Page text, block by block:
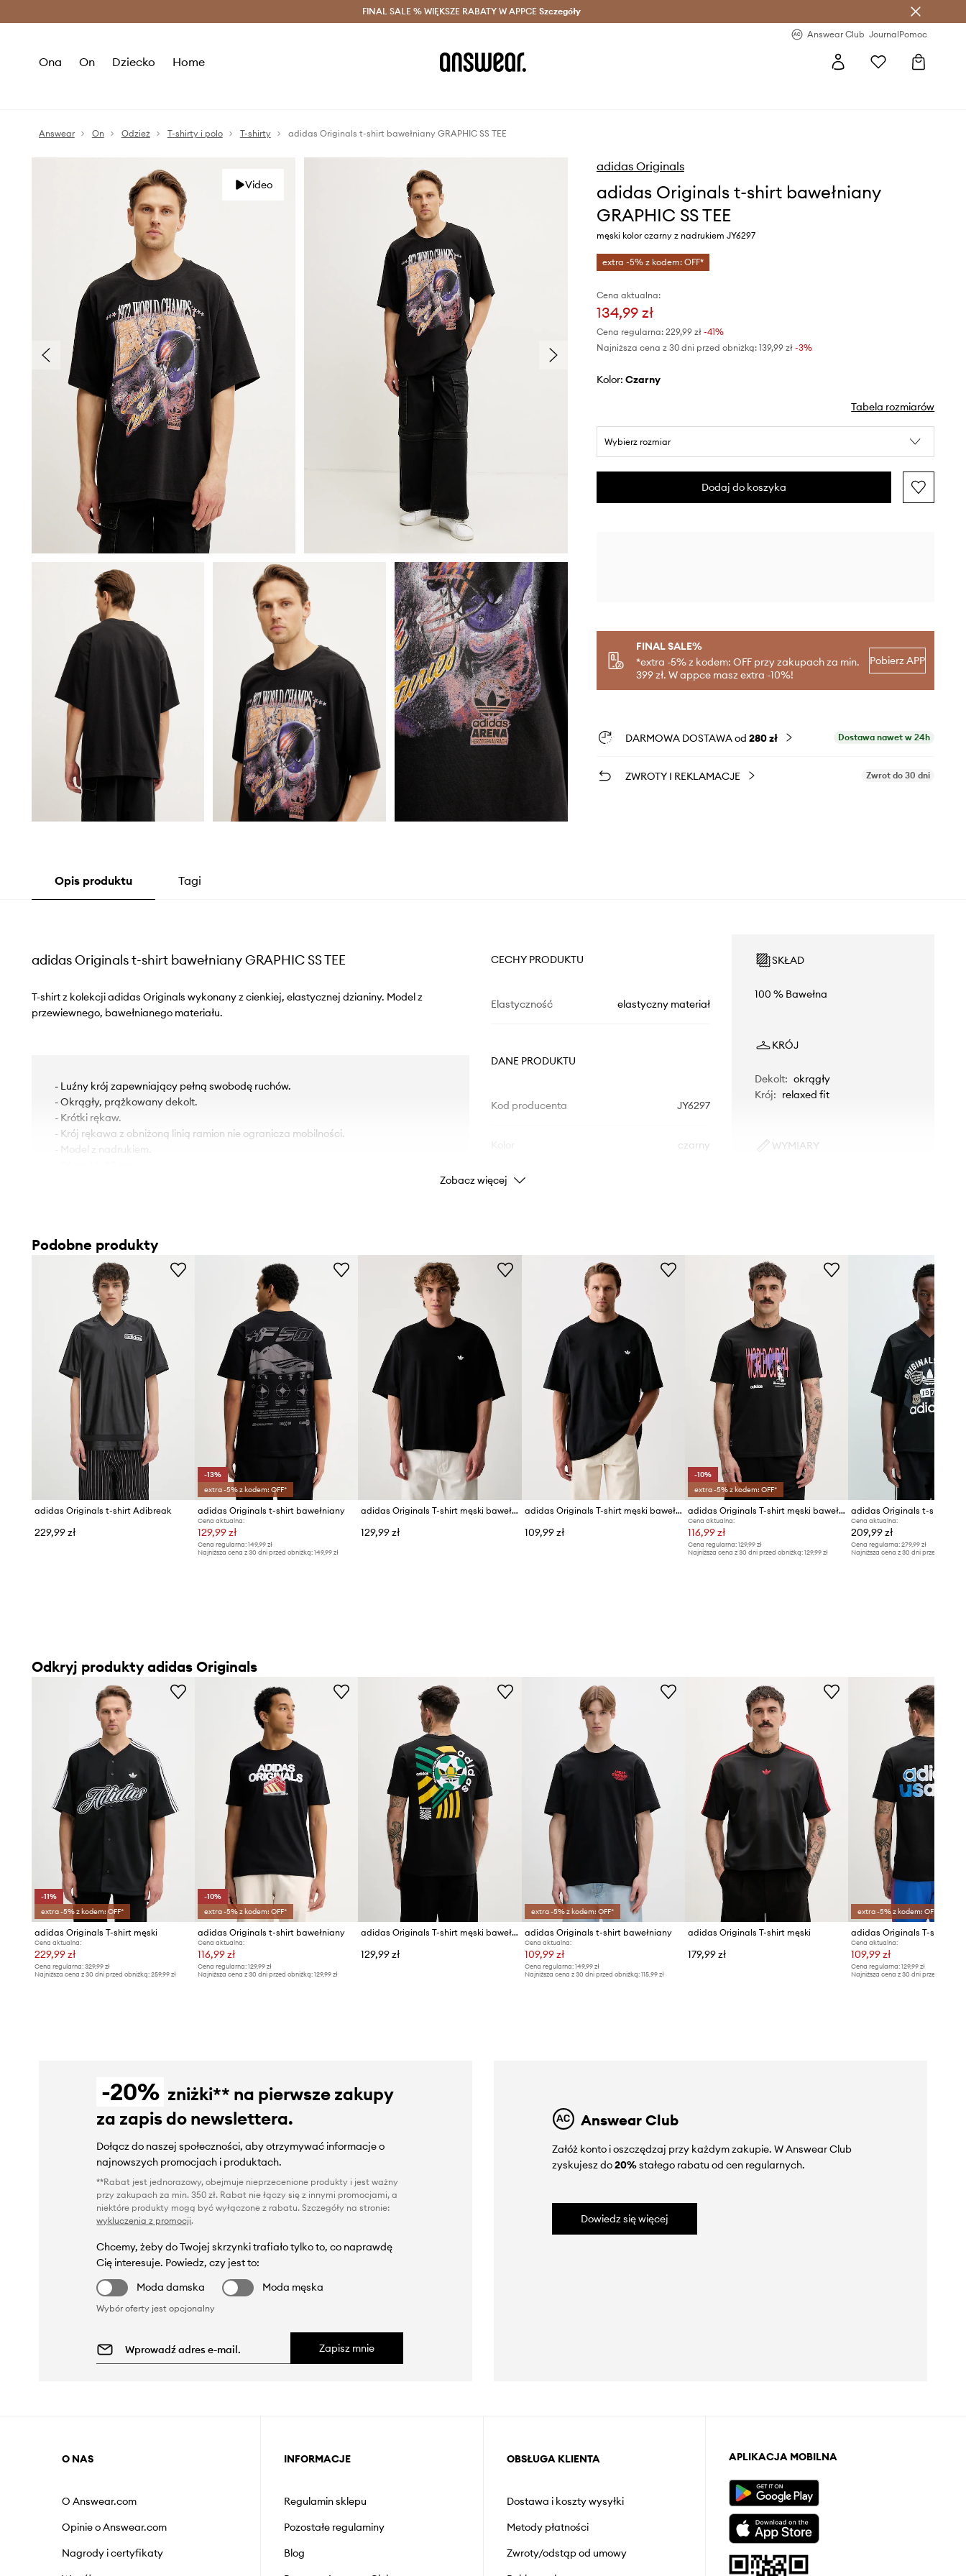
Oszczędzaj z Answear Club > Dostawa nawet w 24h >
FINAL SALE % WIĘKSZE RABATY W APPCE Szczegóły
Answear Club JournalPomoc
Ona On Dziecko Home
Answear On Odzież T-shirty i polo T-shirty adidas Originals t-shirt bawełniany GRAPHIC SS TEE
Video
adidas Originals
adidas Originals t-shirt bawełniany
GRAPHIC SS TEE
męski kolor czarny z nadrukiem JY6297
extra -5% z kodem: OFF*
Cena aktualna:
134,99 zł
Cena regularna: 229,99 zł-41%
Najniższa cena z 30 dni przed obniżką: 139,99 zł -3%
Kolor: czarny
Tabela rozmiarów
Wybierz rozmiar
Dodaj do koszyka
FINAL SALE%
*extra -5% z kodem: OFF przy zakupach za min.
399 zł. W appce masz extra -10%!
Pobierz APP
DARMOWA DOSTAWA od 280 zł Dostawa nawet w 24h
ZWROTY I REKLAMACJE Zwrot do 30 dni
Opis produktu Tagi
adidas Originals t-shirt bawełniany GRAPHIC SS TEE
T-shirt z kolekcji adidas Originals wykonany z cienkiej, elastycznej dzianiny. Model z
przewiewnego, bawełnianego materiału.
- Luźny krój zapewniający pełną swobodę ruchów.
- Okrągły, prążkowany dekolt.
- Krótki rękaw.
- Krój rękawa z obniżoną linią ramion nie ogranicza mobilności.
- Model z nadrukiem.
CECHY PRODUKTU
Elastyczność elastyczny materiał
DANE PRODUKTU
Kod producenta JY6297
czarny
Marka
ID Produktu
SKŁAD
100 % Bawełna
KRÓJ
Dekolt: okrągły
Krój: relaxed fit
WYMIARY
Tabela rozmiarów
Zobacz więcej
Podobne produkty
adidas Originals t-shirt Adibreak
229,99 zł
-13%
extra -5% z kodem: OFF*
adidas Originals t-shirt bawełniany
Cena aktualna:
129,99 zł
Cena regularna:149,99 zł
Najniższa cena z 30 dni przed obniżką:149,99 zł
adidas Originals T-shirt męski bawełniany Trefoil Essentials
129,99 zł
adidas Originals T-shirt męski bawełniany Trefoil Essentials
109,99 zł
-10%
extra -5% z kodem: OFF*
adidas Originals T-shirt męski bawełniany
Cena aktualna:
116,99 zł
Cena regularna:129,99 zł
Najniższa cena z 30 dni przed obniżką:129,99 zł
Cena aktualna:
209,99 zł
Cena regularna: 279,99 zł
Najniższa cena z 30 dni przed obniżką:
Odkryj produkty adidas Originals
-11%
extra -5% z kodem: OFF*
adidas Originals T-shirt męski
Cena aktualna:
229,99 zł
Cena regularna: 329,99 zł
Najniższa cena z 30 dni przed obniżką: 259,99 zł
-10%
extra -5% z kodem: OFF*
adidas Originals t-shirt bawełniany
Cena aktualna:
116,99 zł
Cena regularna:129,99 zł
Najniższa cena z 30 dni przed obniżką:129,99 zł
adidas Originals T-shirt męski bawełniany
129,99 zł
extra -5% z kodem: OFF*
adidas Originals t-shirt bawełniany
Cena aktualna:
109,99 zł
Cena regularna: 149,99 zł
Najniższa cena z 30 dni przed obniżką: 115,99 zł
adidas Originals T-shirt męski
179,99 zł
extra -5% z kodem: OFF*
Cena aktualna:
109,99 zł
Cena regularna: 129,99 zł
Najniższa cena z 30 dni przed obniżką:
-20% zniżki** na pierwsze zakupy
za zapis do newslettera.
Dołącz do naszej społeczności, aby otrzymywać informacje o
najnowszych promocjach i produktach.
**Rabat jest jednorazowy, obejmuje nieprzecenione produkty i jest ważny
przy zakupach za min. 350 zł. Rabat nie łączy się z innymi promocjami, a
niektóre produkty mogą być wyłączone z rabatu. Szczegóły na stronie:
wykluczenia z promocji.
Chcemy, żeby do Twojej skrzynki trafiało tylko to, co naprawdę
Cię interesuje. Powiedz, czy jest to:
Moda damska
Moda męska
Wybór oferty jest opcjonalny
Zapisz mnie
Answear Club
Załóż konto i oszczędzaj przy każdym zakupie. W Answear Club
zyskujesz do20%stałego rabatu od cen regularnych.
Dowiedz się więcej
O NAS
O Answear.com
Opinie o Answear.com
Nagrody i certyfikaty
INFORMACJE
Regulamin sklepu
Pozostałe regulaminy
Blog
OBSŁUGA KLIENTA
Dostawa i koszty wysyłki
Metody płatności
Zwroty/odstąp od umowy
APLIKACJA MOBILNA